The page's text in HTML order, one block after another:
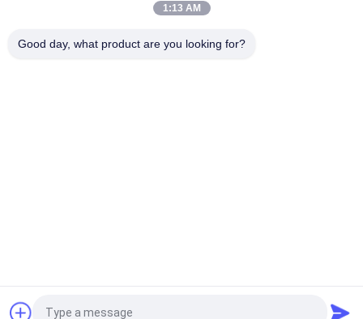
Gummivulkanisierungsmaschinen-einzige
1:13 AM
Good day, what product are you looking for?